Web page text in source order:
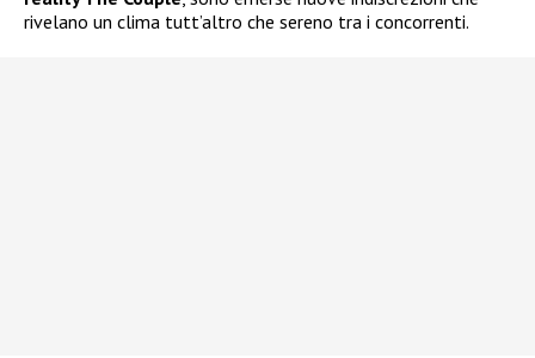
rivelano un clima tutt’altro che sereno tra i concorrenti.